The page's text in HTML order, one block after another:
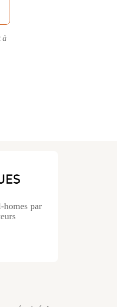
à
homes par